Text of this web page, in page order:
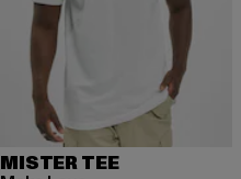
MISTER TEE